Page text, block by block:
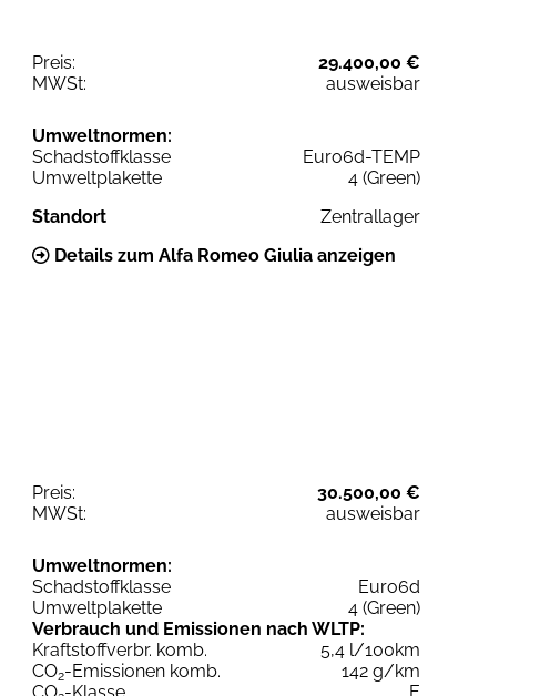
Preis:
29.400,00 €
MWSt:
ausweisbar
Umweltnormen:
Schadstoffklasse
Euro6d-TEMP
Umweltplakette
4 (Green)
Standort
Zentrallager
Details zum Alfa Romeo Giulia anzeigen
Preis:
30.500,00 €
MWSt:
ausweisbar
Umweltnormen:
Schadstoffklasse
Euro6d
Umweltplakette
4 (Green)
Verbrauch und Emissionen nach WLTP:
Kraftstoffverbr. komb.
5,4 l/100km
CO2-Emissionen komb.
142 g/km
CO -Klasse
E